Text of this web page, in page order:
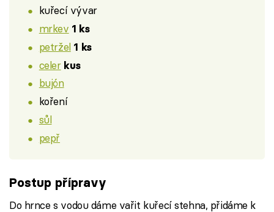
kuřecí vývar
mrkev 1 ks
petržel 1 ks
celer kus
bujón
koření
sůl
pepř
Postup přípravy
Do hrnce s vodou dáme vařit kuřecí stehna, přidáme k